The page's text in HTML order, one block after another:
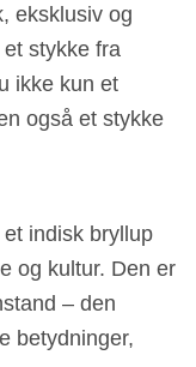
eksklusiv og
stykke fra
ikke kun et
også et stykke
indisk bryllup
og kultur. Den er
– den
betydninger,